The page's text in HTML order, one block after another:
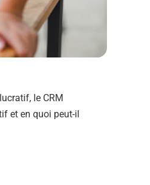
le CRM
et en quoi peut-il